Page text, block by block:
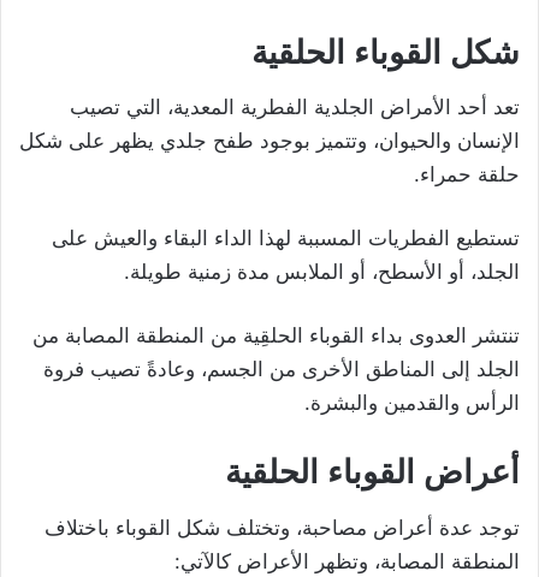
شكل القوباء الحلقية
تعد أحد الأمراض الجلدية الفطرية المعدية، التي تصيب
الإنسان والحيوان، وتتميز بوجود طفح جلدي يظهر على شكل
حلقة حمراء.
تستطيع الفطريات المسببة لهذا الداء البقاء والعيش على
الجلد، أو الأسطح، أو الملابس مدة زمنية طويلة.
تنتشر العدوى بداء القوباء الحلقِية من المنطقة المصابة من
الجلد إلى المناطق الأخرى من الجسم، وعادةً تصيب فروة
الرأس والقدمين والبشرة.
أعراض القوباء الحلقية
توجد عدة أعراض مصاحبة، وتختلف شكل القوباء باختلاف
المنطقة المصابة، وتظهر الأعراض كالآتي: